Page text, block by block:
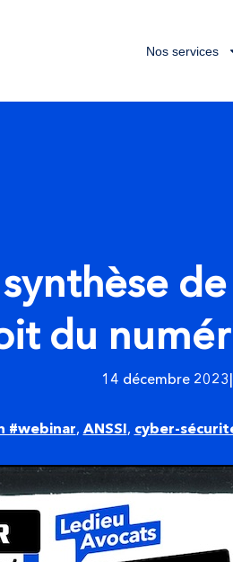
Nos services
du
14 décembre 2023|
#webinar, ANSSI, cyber-